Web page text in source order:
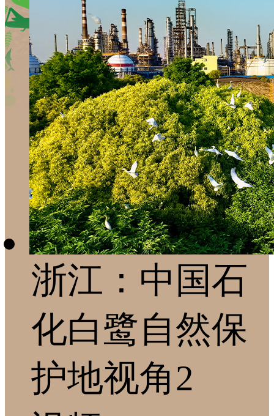
浙江：中国石
化白鹭自然保
护地视角2